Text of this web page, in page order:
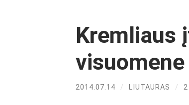
Kremliaus
2014.07.14 / LIUTAURAS / 2